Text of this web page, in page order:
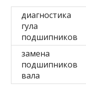
диагностика
гула
подшипников
замена
подшипников
вала